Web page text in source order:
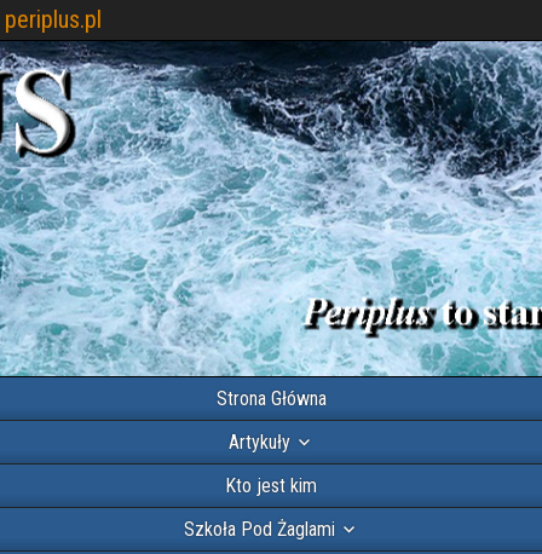
periplus.pl
Strona Główna
Artykuły
Kto jest kim
Szkoła Pod Żaglami